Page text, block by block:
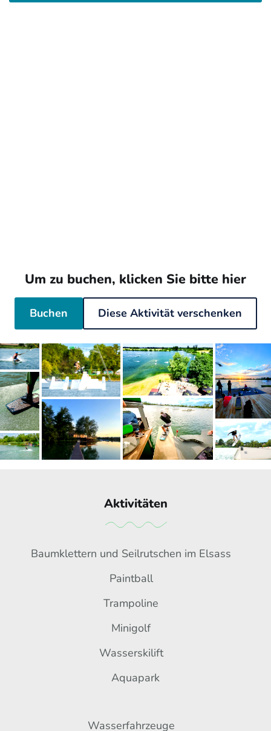
Um zu buchen, klicken Sie bitte hier
Buchen Diese Aktivität verschenken
Aktivitäten
Baumklettern und Seilrutschen im Elsass
Paintball
Trampoline
Minigolf
Wasserskilift
Aquapark
Wasserfahrzeuge